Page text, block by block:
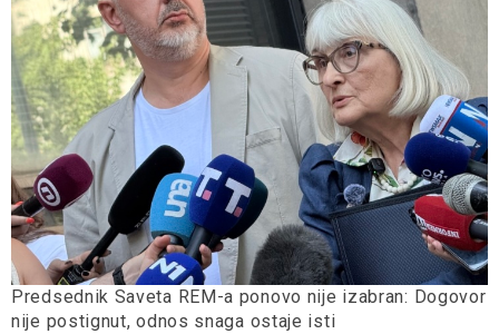
Predsednik Saveta REM-a ponovo nije izabran: Dogovor
nije postignut, odnos snaga ostaje isti